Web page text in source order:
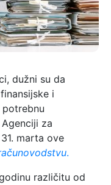
dužni su da
i
za
marta ove
.
različitu od